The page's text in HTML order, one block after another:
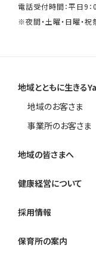
電話受付時間：平日9
※夜間・土曜・日曜・
地域とともに生きる
地域のお客さま
事業所のお客さま
地域の皆さまへ
健康経営について
採用情報
保育所の案内